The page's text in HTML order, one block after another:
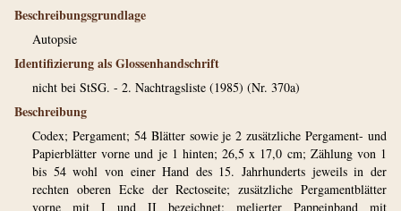
Beschreibungsgrundlage
Autopsie
Identifizierung als Glossenhandschrift
nicht bei StSG. - 2. Nachtragsliste (1985) (Nr. 370a)
Beschreibung
Codex; Pergament; 54 Blätter sowie je 2 zusätzliche Pergament- und
Papierblätter vorne und je 1 hinten; 26,5 x 17,0 cm; Zählung von 1
bis 54 wohl von einer Hand des 15. Jahrhunderts jeweils in der
rechten oberen Ecke der Rectoseite; zusätzliche Pergamentblätter
vorne mit I und II bezeichnet; melierter Pappeinband mit